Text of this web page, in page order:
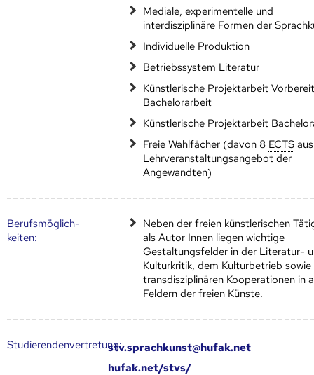
Mediale, experimentelle und
interdisziplinäre Formen der
Individuelle Produktion
Betriebssystem Literatur
Künstlerische Projektarbeit
Bachelorarbeit
Künstlerische Projektarbeit
Freie Wahlfächer (davon 8 ECTS
Lehrveranstaltungsangebot der
Angewandten)
Berufs­möglich­
keiten:
Neben der freien künstlerischen
als Autor Innen liegen wichtige
Gestaltungsfelder in der Literatur-
Kulturkritik, dem Kulturbetrieb sowie
transdisziplinären Kooperationen in
Feldern der freien Künste.
Studierendenvertretung:stv.sprachkunst@hufak.net
hufak.net/stvs/